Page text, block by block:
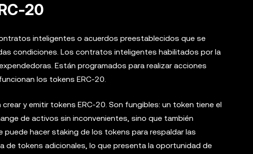
20
inteligentes o acuerdos preestablecidos que se
condiciones. Los contratos inteligentes habilitados por la
Están programados para realizar acciones
los tokens ERC-20.
y emitir tokens ERC-20. Son fungibles: un token tiene el
de activos sin inconvenientes, sino que también
hacer staking de los tokens para respaldar las
de tokens adicionales, lo que presenta la oportunidad de